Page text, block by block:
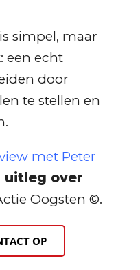
simpel, maar
een echt
door
te stellen en
met Peter
over
Oogsten ©.
OP